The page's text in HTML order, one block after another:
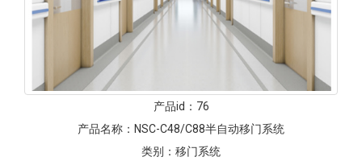
产品id： 76
产品名称： NSC-C48/C88半自动移门系统
类别： 移门系统